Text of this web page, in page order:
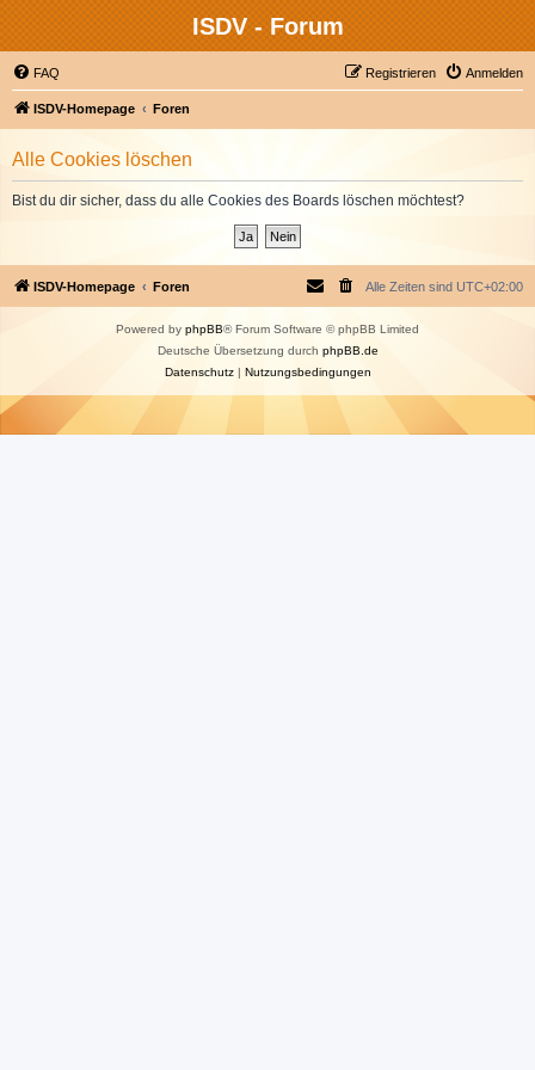
ISDV - Forum
FAQ Anmelden
Registrieren
ISDV-Homepage Foren
Alle Cookies löschen
Bist du dir sicher, dass du alle Cookies des Boards löschen möchtest?
ISDV-Homepage Foren Alle Zeiten sind UTC+02:00
Powered by phpBB® Forum Software © phpBB Limited
Deutsche Übersetzung durch phpBB.de
Datenschutz| Nutzungsbedingungen